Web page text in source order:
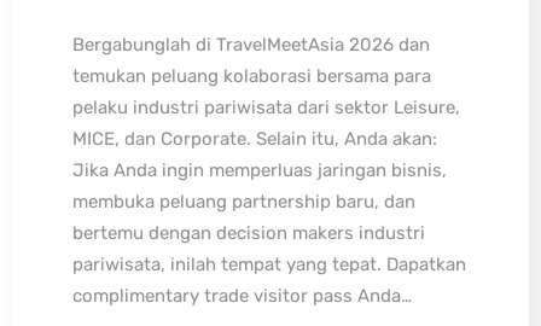
Bergabunglah di TravelMeetAsia 2026 dan
temukan peluang kolaborasi bersama para
pelaku industri pariwisata dari sektor Leisure,
MICE, dan Corporate. Selain itu, Anda akan:
Jika Anda ingin memperluas jaringan bisnis,
membuka peluang partnership baru, dan
bertemu dengan decision makers industri
pariwisata, inilah tempat yang tepat. Dapatkan
complimentary trade visitor pass Anda…